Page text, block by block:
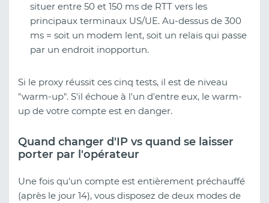
situer entre 50 et 150 ms de RTT vers les
principaux terminaux US/UE. Au-dessus de 300
ms = soit un modem lent, soit un relais qui passe
par un endroit inopportun.
Si le proxy réussit ces cinq tests, il est de niveau
"warm-up". S'il échoue à l'un d'entre eux, le warm-
up de votre compte est en danger.
Quand changer d'IP vs quand se laisser
porter par l'opérateur
Une fois qu'un compte est entièrement préchauffé
(après le jour 14), vous disposez de deux modes de